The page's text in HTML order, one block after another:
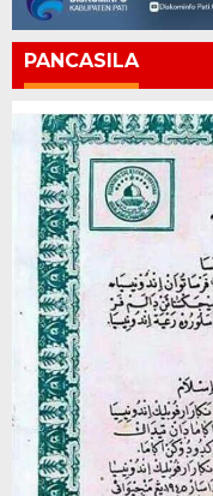
PANCASILA